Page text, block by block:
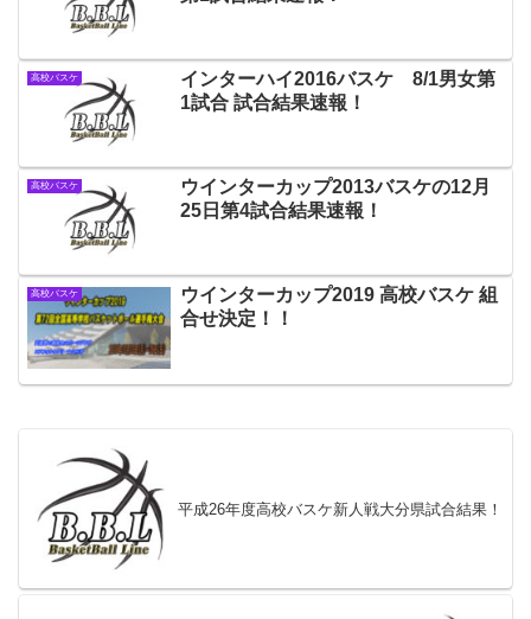
高校バスケ
インターハイ2016バスケ 8/1男女第
1試合 試合結果速報！
高校バスケ
ウインターカップ2013バスケの12月
25日第4試合結果速報！
高校バスケ
ウインターカップ2019 高校バスケ 組
合せ決定！！
平成26年度高校バスケ新人戦大分県試合結果！